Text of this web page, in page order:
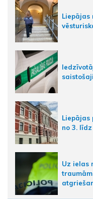
Liepājas
Liepājas
no 3.
Uz ielas